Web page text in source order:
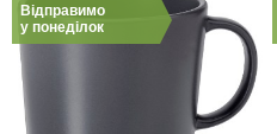
Відправимо
у понеділок